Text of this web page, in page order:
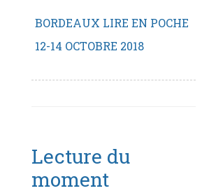
BORDEAUX LIRE EN POCHE
12-14 OCTOBRE 2018
Lecture du
moment